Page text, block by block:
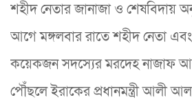
শহীদ নেতার জানাজা ও শেষবিদায়
আগে মঙ্গলবার রাতে শহীদ নেতা
কয়েকজন সদস্যের মরদেহ নাজাফ
পৌঁছলে ইরাকের প্রধানমন্ত্রী আলী